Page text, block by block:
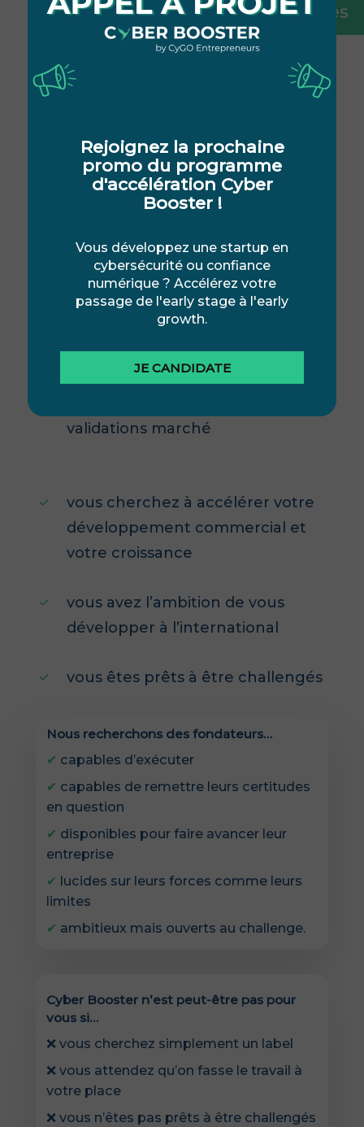
Alumni et leurs trajectoires
À qui s’adresse le programme
?
Le programme est fait pour vous si…
vous développez une solution de
numérique
vous disposez d’une équipe
fondatrice engagée
vous avez un produit
validations marché
vous cherchez à accélérer votre
développement commercial et
votre croissance
vous avez l’ambition de vous
développer à l’international
vous êtes prêts à être challengés
Nous recherchons des fondateurs…
✔ capables d’exécuter
✔ capables de remettre leurs certitudes
en question
✔ disponibles pour faire avancer leur
entreprise
✔ lucides sur leurs forces comme leurs
limites
✔ ambitieux mais ouverts au challenge.
Cyber Booster n’est peut-être pas pour
vous si…
❌ vous cherchez simplement un label
❌ vous attendez qu’on fasse le travail à
votre place
❌ vous n’êtes pas prêts à être challengés
Rejoignez la prochaine
promo du programme
d'accélération Cyber
Booster !
Vous développez une startup en
cybersécurité ou confiance
numérique ? Accélérez votre
passage de l'early stage à l'early
growth.
JE CANDIDATE